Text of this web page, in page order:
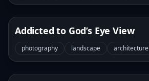
Addicted to God’s Eye View
photography landscape architecture